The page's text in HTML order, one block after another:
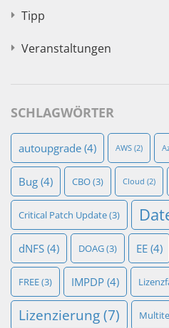
Tipp
Veranstaltungen
SCHLAGWÖRTER
autoupgrade (4) AWS (2)
Bug (4) CBO(3) Cloud (2)
Critical Patch Update(3)
dNFS (4) DOAG(3) EE (4)
FREE(3) IMPDP (4)
Lizenzierung(7)